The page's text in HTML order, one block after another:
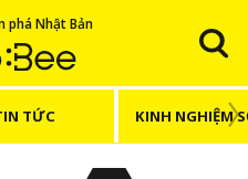
phá Nhật Bản
TỨC KINH NGHIỆM